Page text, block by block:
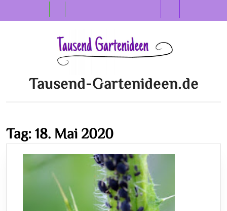
Open
Button
Tausend-Gartenideen.de
Tag: 18. Mai 2020